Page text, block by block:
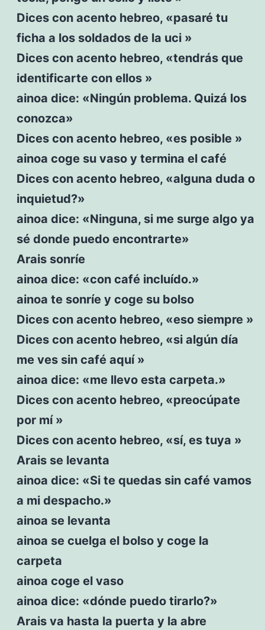
Dices con acento hebreo, «pasaré tu
ficha a los soldados de la uci »
Dices con acento hebreo, «tendrás que
identificarte con ellos »
ainoa dice: «Ningún problema. Quizá los
conozca»
Dices con acento hebreo, «es posible »
ainoa coge su vaso y termina el café
Dices con acento hebreo, «alguna duda o
inquietud?»
ainoa dice: «Ninguna, si me surge algo ya
sé donde puedo encontrarte»
Arais sonríe
ainoa dice: «con café incluído.»
ainoa te sonríe y coge su bolso
Dices con acento hebreo, «eso siempre »
Dices con acento hebreo, «si algún día
me ves sin café aquí »
ainoa dice: «me llevo esta carpeta.»
Dices con acento hebreo, «preocúpate
por mí »
Dices con acento hebreo, «sí, es tuya »
Arais se levanta
ainoa dice: «Si te quedas sin café vamos
a mi despacho.»
ainoa se levanta
ainoa se cuelga el bolso y coge la
carpeta
ainoa coge el vaso
ainoa dice: «dónde puedo tirarlo?»
Arais va hasta la puerta y la abre